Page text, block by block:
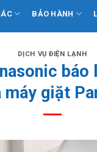
BẢO HÀNH
DỊCH VỤ ĐIỆN LẠNH
giặt